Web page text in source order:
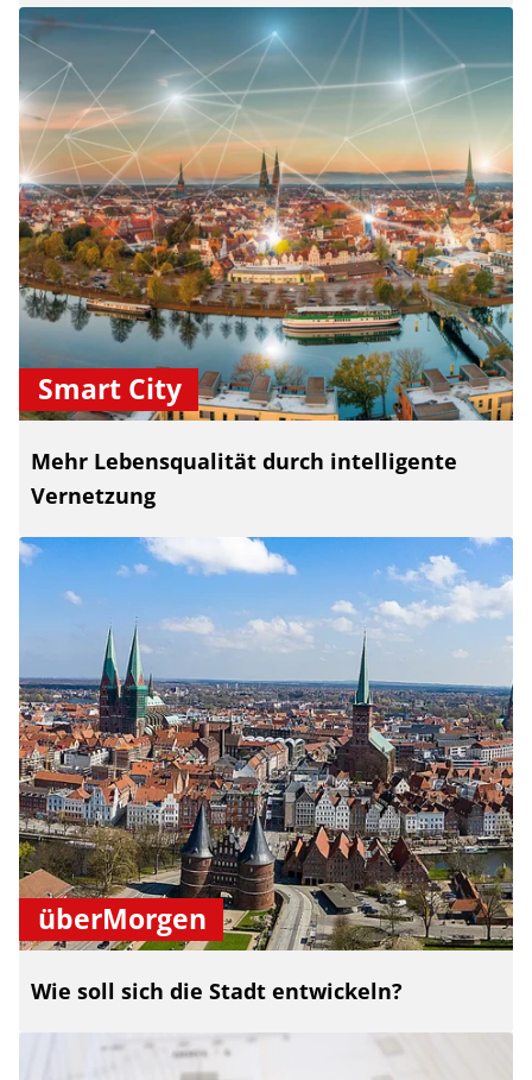
Smart City
Mehr Lebensqualität durch intelligente
Vernetzung
überMorgen
Wie soll sich die Stadt entwickeln?